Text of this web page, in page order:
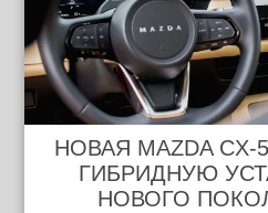
НОВАЯ MAZDA
ГИБРИДНУЮ
НОВОГО